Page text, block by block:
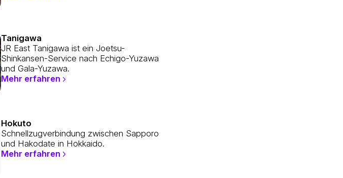
Tanigawa
JR East Tanigawa ist ein Joetsu-
Shinkansen-Service nach Echigo-Yuzawa
und Gala-Yuzawa.
Mehr erfahren
Hokuto
Schnellzugverbindung zwischen Sapporo
und Hakodate in Hokkaido.
Mehr erfahren